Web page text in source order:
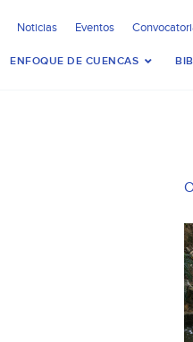
Noticias Eventos
ENFOQUE DE CUENCAS